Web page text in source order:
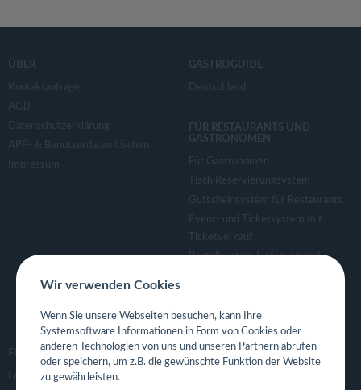
ÜBER
Kontaktanfrage
AGB
Datenschutzerklärung
APP- & Benutzerdaten löschen
Impressum
GASTROGUIDE
Deutschland
FÜR RESTAURANTS UND
GASTRONOMEN
Für Gastronomen
Tisch Reservierungsystem
Gutscheinsystem für Restaurants
Event- und Ticketsystem mit
Ticketverkauf
Bestellsystem Lieferung und
Eigene App für Restaurant
FOLGE UNS
Facebook
Wir verwenden Cookies
Wenn Sie unsere Webseiten besuchen, kann Ihre
Systemsoftware Informationen in Form von Cookies oder
anderen Technologien von uns und unseren Partnern abrufen
oder speichern, um z.B. die gewünschte Funktion der Website
zu gewährleisten.